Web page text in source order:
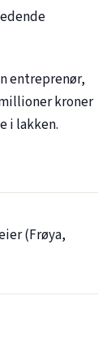
entreprenør,
kroner
i lakken.
(Frøya,